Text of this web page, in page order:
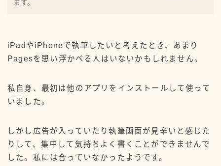
性格。
YouTube Contact
audiobook.jp iPadの使い方 STORES
WordPressテーマ
バージョンアップ情報 今年の抱負 印刷
ます。
iPadやiPhoneで執筆したいと考えたとき、あまり
Pagesを思い浮かべる人はいないかもしれません。
私自身、最初は他のアプリをインストールして使って
いました。
しかし広告が入っていたり執筆画面が見辛いと感じた
りして、集中して気持ちよく書くことができませんで
した。私には合っていなかったようです。